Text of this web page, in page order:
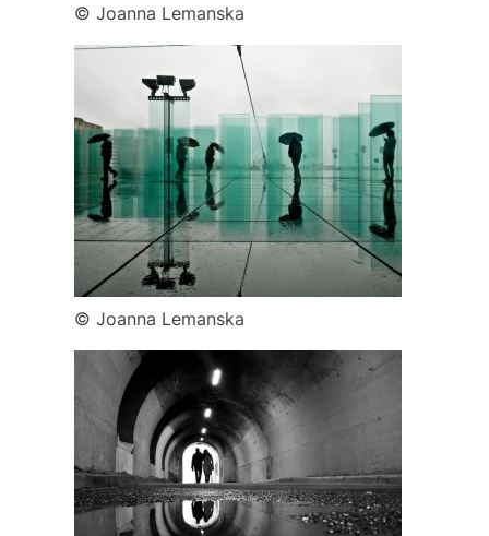
© Joanna Lemanska
© Joanna Lemanska